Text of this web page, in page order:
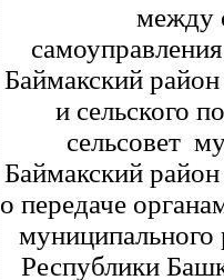
между
Баймакский
и сельского
сельсовет
Баймакский
о передаче
муниципального
Республики